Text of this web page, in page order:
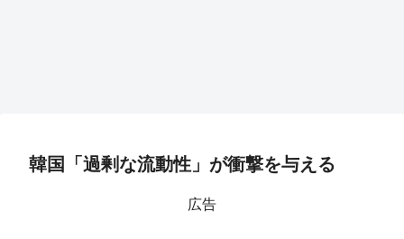
韓国「過剰な流動性」が衝撃を与える
広告